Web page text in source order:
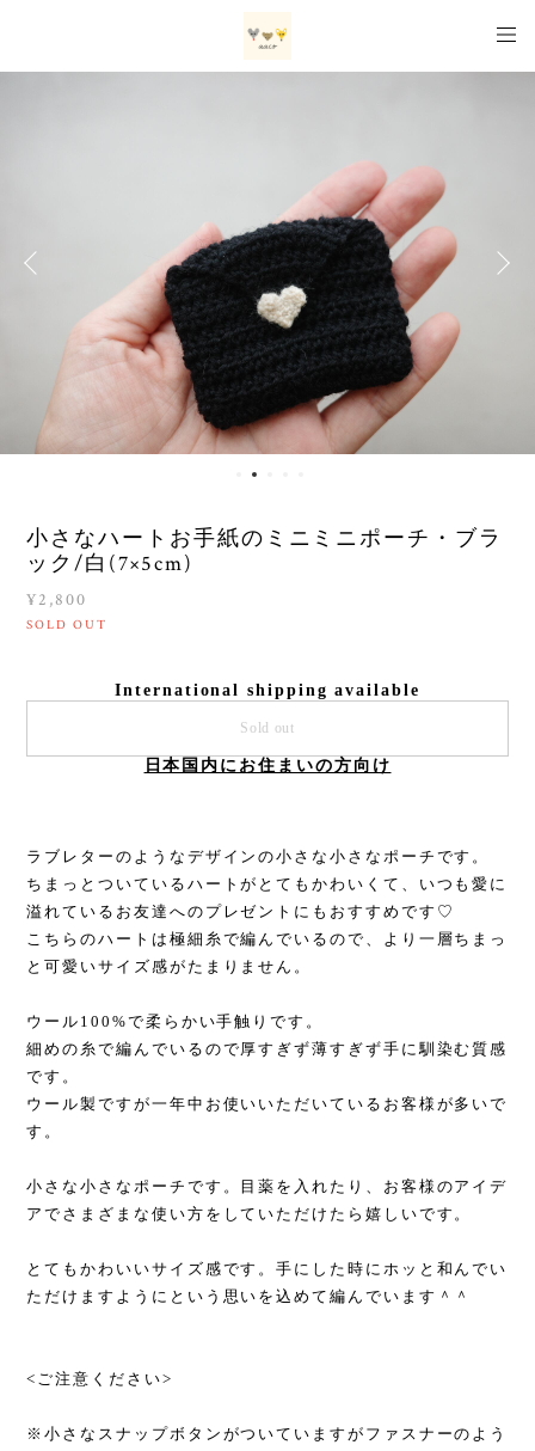
小さなハートお手紙のミニミニポーチ・ブラ
ック/白(7×5cm)
¥2,800
SOLD OUT
International shipping available
Sold out
日本国内にお住まいの方向け
ラブレターのようなデザインの小さな小さなポーチです。
ちまっとついているハートがとてもかわいくて、いつも愛に
溢れているお友達へのプレゼントにもおすすめです♡
こちらのハートは極細糸で編んでいるので、より一層ちまっ
と可愛いサイズ感がたまりません。
ウール100%で柔らかい手触りです。
細めの糸で編んでいるので厚すぎず薄すぎず手に馴染む質感
です。
ウール製ですが一年中お使いいただいているお客様が多いで
す。
小さな小さなポーチです。目薬を入れたり、お客様のアイデ
アでさまざまな使い方をしていただけたら嬉しいです。
とてもかわいいサイズ感です。手にした時にホッと和んでい
ただけますようにという思いを込めて編んでいます＾＾
<ご注意ください>
※小さなスナップボタンがついていますがファスナーのよう